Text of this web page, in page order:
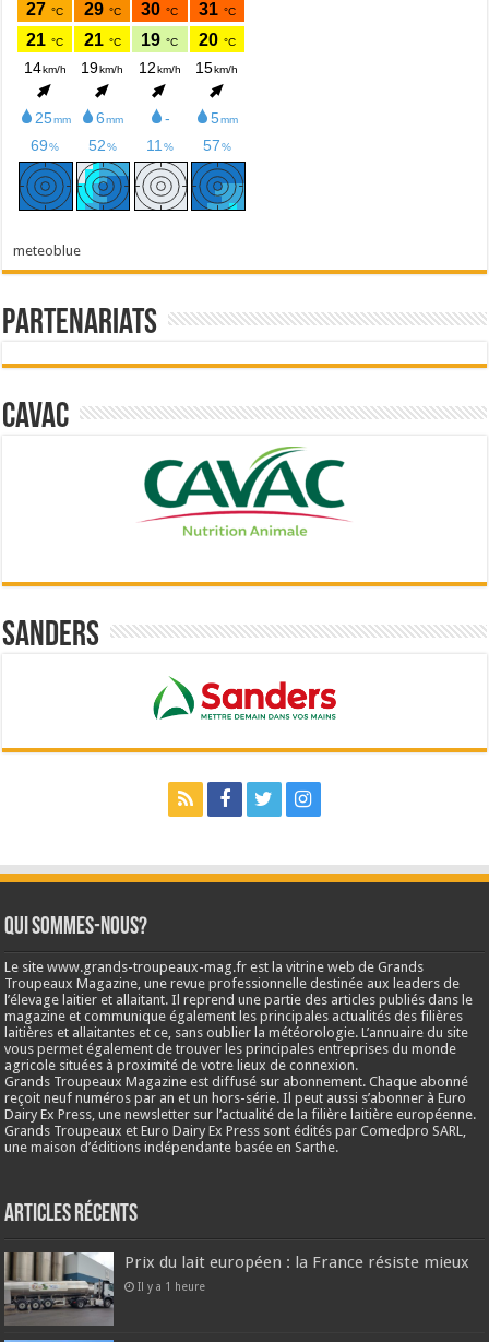
meteoblue
Partenariats
Cavac
Sanders
Qui sommes-nous?
Le site www.grands-troupeaux-mag.fr est la vitrine web de Grands
Troupeaux Magazine, une revue professionnelle destinée aux leaders de
l’élevage laitier et allaitant. Il reprend une partie des articles publiés dans le
magazine et communique également les principales actualités des filières
laitières et allaitantes et ce, sans oublier la météorologie. L’annuaire du site
vous permet également de trouver les principales entreprises du monde
agricole situées à proximité de votre lieux de connexion.
Grands Troupeaux Magazine est diffusé sur abonnement. Chaque abonné
reçoit neuf numéros par an et un hors-série. Il peut aussi s’abonner à Euro
Dairy Ex Press, une newsletter sur l’actualité de la filière laitière européenne.
Grands Troupeaux et Euro Dairy Ex Press sont édités par Comedpro SARL,
une maison d’éditions indépendante basée en Sarthe.
Articles récents
Prix du lait européen : la France résiste mieux
Il y a 1 heure